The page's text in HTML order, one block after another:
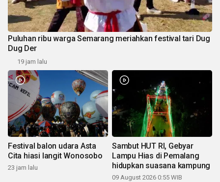
Puluhan ribu warga Semarang meriahkan festival tari Dug
Dug Der
19 jam lalu
Festival balon udara Asta
Cita hiasi langit Wonosobo
23 jam lalu
Sambut HUT RI, Gebyar
Lampu Hias di Pemalang
hidupkan suasana kampung
09 August 2026 0:55 WIB